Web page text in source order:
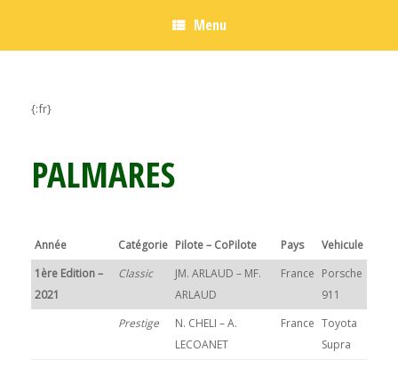
Menu
{:fr}
PALMARES
Année Catégorie Pilote – CoPilote Pays
Vehicule
1ère Edition –
2021
Classic
JM. ARLAUD – MF.
ARLAUD
France Porsche
911
Prestige
N. CHELI – A.
LECOANET
France Toyota
Supra